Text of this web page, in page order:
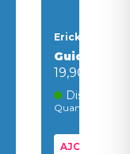
Erick
Guides
19,90 €
Disponible
Quantité en
AJOUTER AU